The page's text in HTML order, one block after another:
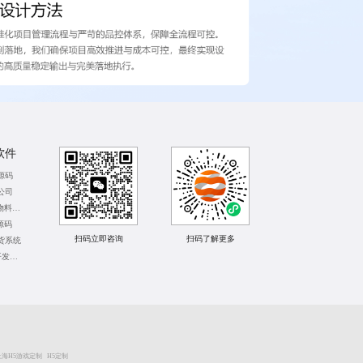
件
码
司
北京APP运营物料设计
码
系统
深圳saas软件开发公司
扫码立即咨询 扫码了解更多
海H5游戏定制 H5定制